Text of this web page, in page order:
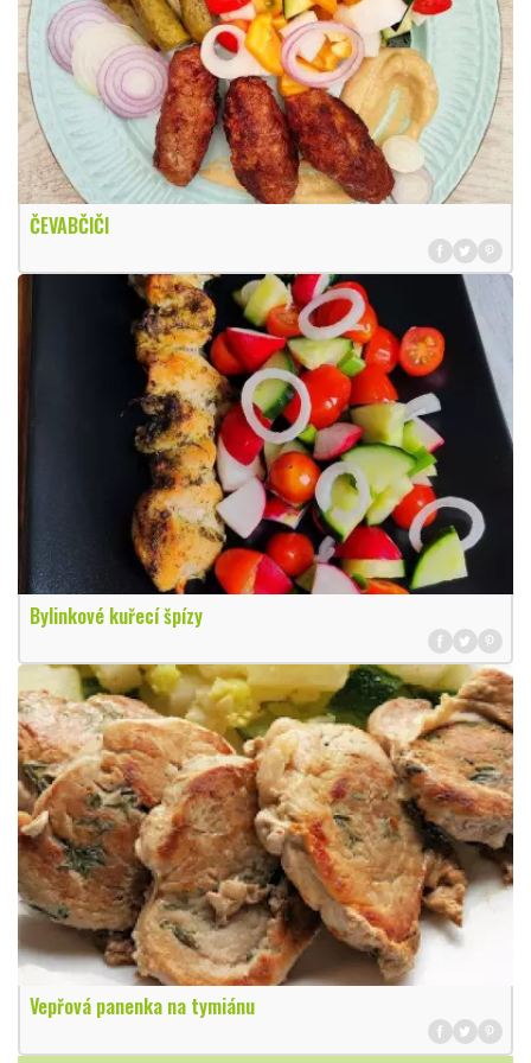
ČEVABČIČI
Bylinkové kuřecí špízy
Vepřová panenka na tymiánu